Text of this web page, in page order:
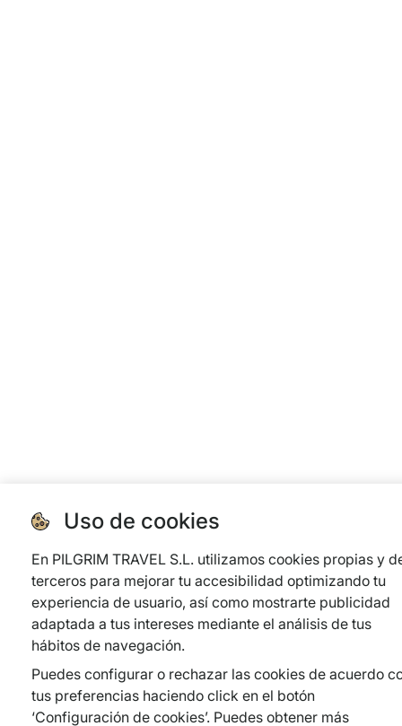
Uso de cookies
En PILGRIM TRAVEL S.L. utilizamos cookies propias y
terceros para mejorar tu accesibilidad optimizando tu
experiencia de usuario, así como mostrarte publicidad
adaptada a tus intereses mediante el análisis de tus
hábitos de navegación.
Puedes configurar o rechazar las cookies de acuerdo
tus preferencias haciendo click en el botón
‘Configuración de cookies’. Puedes obtener más